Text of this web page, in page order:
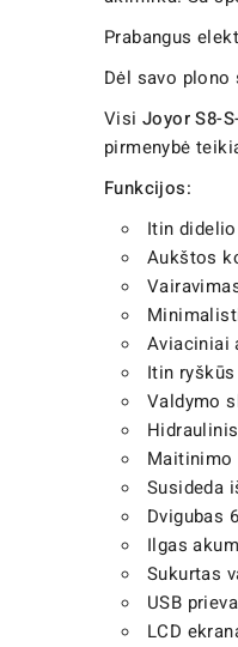
Prabangus
Dėl savo
Visi JoyorS8-
pirmenybė
Funkcijos:
Itin
Aukštos
Aviaciniai
Itin
Valdymo
Maitinimo
Susideda
Dvigubas
Ilgas
Sukurtas
USB
LCD